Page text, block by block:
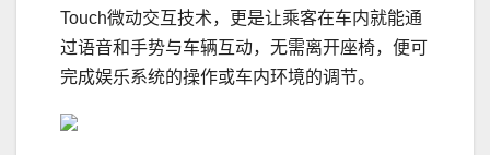
Touch微动交互技术，更是让乘客在车内就能通
过语音和手势与车辆互动，无需离开座椅，便可
完成娱乐系统的操作或车内环境的调节。